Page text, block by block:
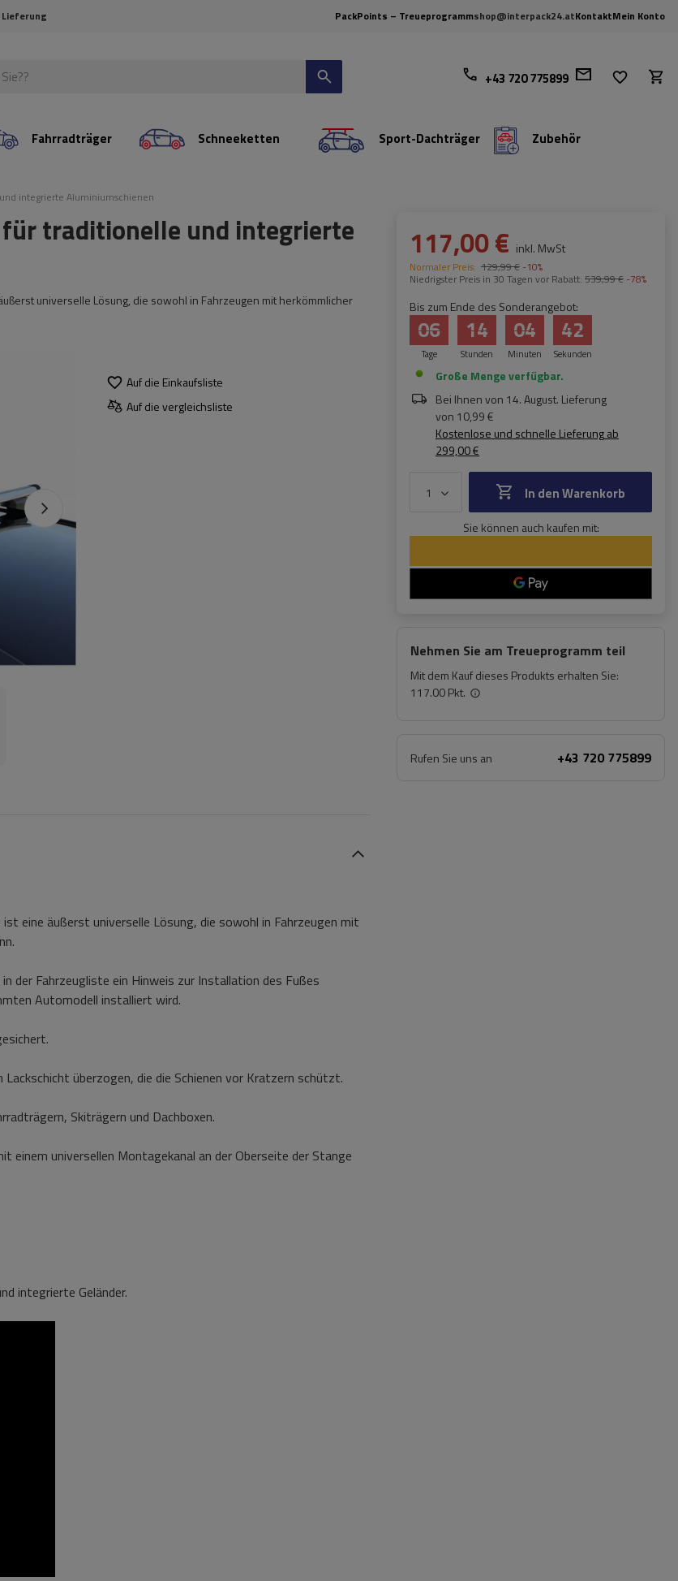
Lieferung PackPoints – Treueprogrammshop@interpack24.atKontaktMein Konto
+43 720 775899
Fahrradträger Schneeketten Sport-Dachträger Zubehör
integrierte Aluminiumschienen
für traditionelle und integrierte
universelle Lösung, die sowohl in Fahrzeugen mit herkömmlicher
Auf die Einkaufsliste
Auf die vergleichsliste
117,00 € inkl. MwSt
Normaler Preis: 129,99 € -10%
Niedrigster Preis in 30 Tagen vor Rabatt: 539,99 € -78%
Bis zum Ende des Sonderangebot:
Tage
06
Stunden
14
Minuten
04
Sekunden
41
Große Menge verfügbar
Bei Ihnen von 14. August. Lieferung
von 10,99 €
Kostenlose und schnelle Lieferungab
299,00 €
In den Warenkorb
Sie können auch kaufen mit:
Nehmen Sie am Treueprogramm teil
Mit dem Kauf dieses Produkts erhalten Sie:
117.00 Pkt.
Rufen Sie uns an +43 720 775899
eine äußerst universelle Lösung, die sowohl in Fahrzeugen mit
der Fahrzeugliste ein Hinweis zur Installation des Fußes
Automodell installiert wird.
überzogen, die die Schienen vor Kratzern schützt.
Skiträgern und Dachboxen.
einem universellen Montagekanal an der Oberseite der Stange
integrierte Geländer.